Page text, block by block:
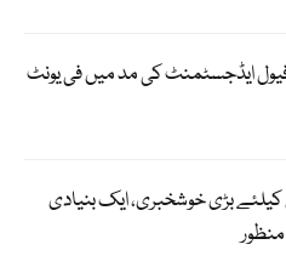
ایڈجسٹمنٹ کی مد میں فی یونٹ
بڑی خوشخبری، ایک بنیادی
منظور